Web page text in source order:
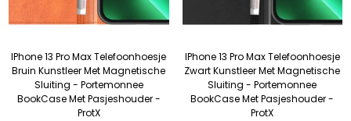
IPhone 13 Pro Max Telefoonhoesje
Bruin Kunstleer Met Magnetische
Sluiting - Portemonnee
BookCase Met Pasjeshouder -
ProtX
IPhone 13 Pro Max Telefoonhoesje
Zwart Kunstleer Met Magnetische
Sluiting - Portemonnee
BookCase Met Pasjeshouder -
ProtX